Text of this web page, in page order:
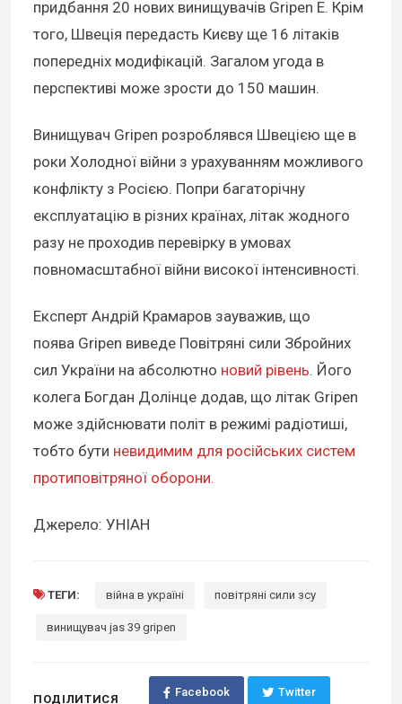
придбання 20 нових винищувачів Gripen E. Крім
того, Швеція передасть Києву ще 16 літаків
попередніх модифікацій. Загалом угода в
перспективі може зрости до 150 машин.
Винищувач Gripen розроблявся Швецією ще в
роки Холодної війни з урахуванням можливого
конфлікту з Росією. Попри багаторічну
експлуатацію в різних країнах, літак жодного
разу не проходив перевірку в умовах
повномасштабної війни високої інтенсивності.
Експерт Андрій Крамаров зауважив, що
поява Gripen виведе Повітряні сили Збройних
сил України на абсолютно новий рівень. Його
колега Богдан Долінце додав, що літак Gripen
може здійснювати політ в режимі радіотиші,
тобто бути невидимим для російських систем
протиповітряної оборони.
Джерело: УНІАН
ТЕГИ: війна в україні повітряні сили зсу
винищувач jas 39 gripen
ПОДІЛИТИСЯ
Facebook Twitter